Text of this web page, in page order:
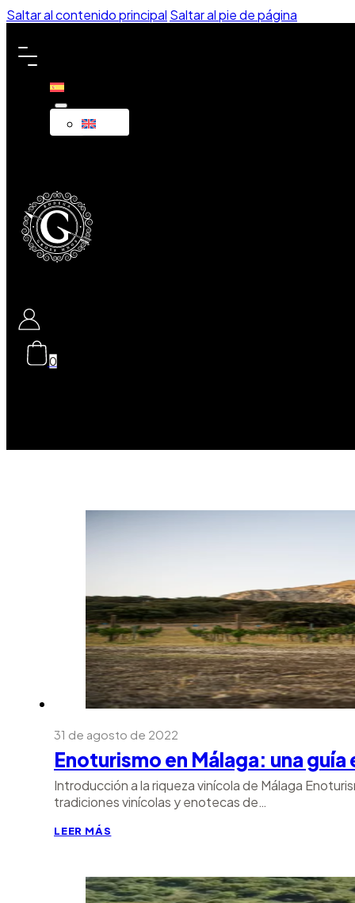
Saltar al contenido principal Saltar al pie de página
0
31 de agosto de 2022
Enoturismo en Málaga: una
Introducción a la riqueza vinícola de Málaga
tradiciones vinícolas y enotecas de…
LEER MÁS